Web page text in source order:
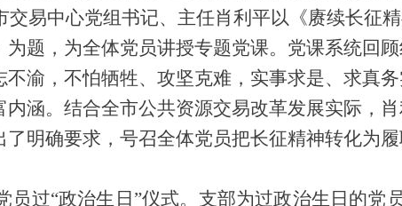
易中心党组书记、主任肖利平以《赓续长征
题，为全体党员讲授专题党课。党课系统回
渝，不怕牺牲、攻坚克难，实事求是、求真
涵。结合全市公共资源交易改革发展实际，
明确要求，号召全体党员把长征精神转化为
员过“政治生日”仪式。支部为过政治生日的党